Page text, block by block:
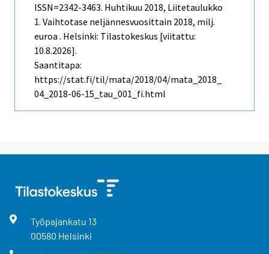
ISSN=2342-3463. Huhtikuu 2018, Liitetaulukko
1. Vaihtotase neljännesvuosittain 2018, milj.
euroa . Helsinki: Tilastokeskus [viitattu:
10.8.2026].
Saantitapa:
https://stat.fi/til/mata/2018/04/mata_2018_
04_2018-06-15_tau_001_fi.html
Työpajankatu 13
00580 Helsinki